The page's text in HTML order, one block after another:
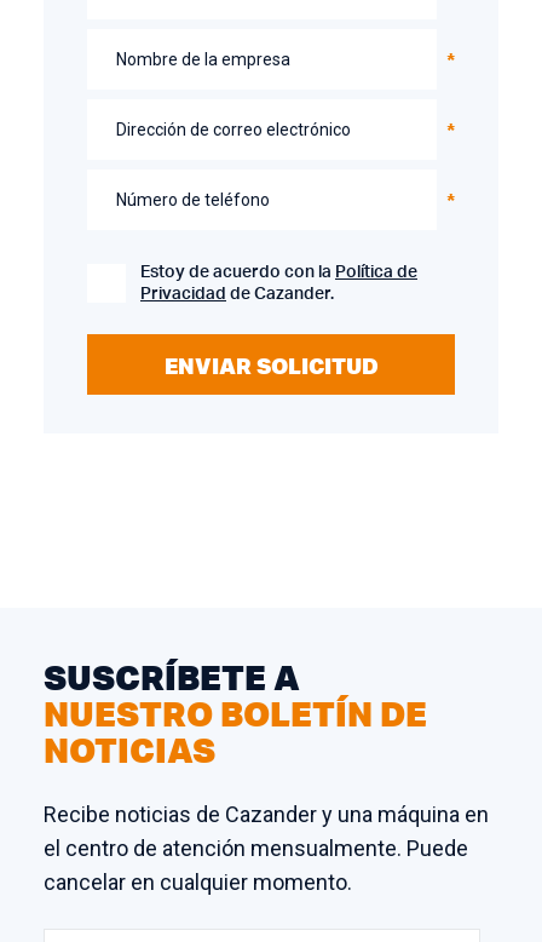
Nombre de la empresa
Dirección de correo electrónico
Número de teléfono
Estoy de acuerdo con la Política de
Privacidad de Cazander.
ENVIAR SOLICITUD
SUSCRÍBETE A
NUESTRO BOLETÍN DE
NOTICIAS
Recibe noticias de Cazander y una máquina en
el centro de atención mensualmente. Puede
cancelar en cualquier momento.